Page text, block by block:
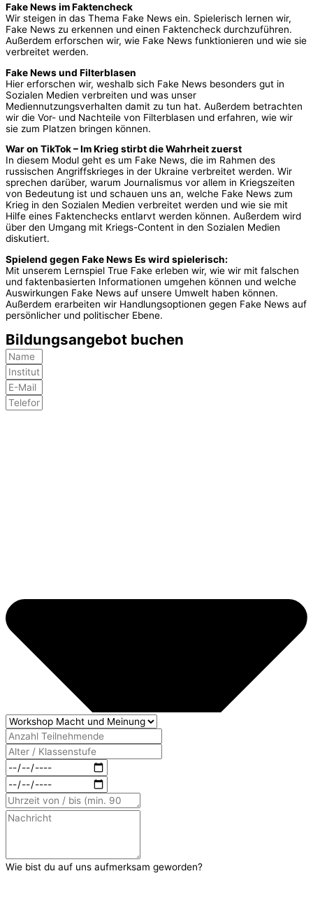
Fake News im Faktencheck
Wir steigen in das Thema Fake News ein. Spielerisch lernen wir,
Fake News zu erkennen und einen Faktencheck durchzuführen.
Außerdem erforschen wir, wie Fake News funktionieren und wie sie
verbreitet werden.
Fake News und Filterblasen
Hier erforschen wir, weshalb sich Fake News besonders gut in
Sozialen Medien verbreiten und was unser
Mediennutzungsverhalten damit zu tun hat. Außerdem betrachten
wir die Vor- und Nachteile von Filterblasen und erfahren, wie wir
sie zum Platzen bringen können.
War on TikTok – Im Krieg stirbt die Wahrheit zuerst
In diesem Modul geht es um Fake News, die im Rahmen des
russischen Angriffskrieges in der Ukraine verbreitet werden. Wir
sprechen darüber, warum Journalismus vor allem in Kriegszeiten
von Bedeutung ist und schauen uns an, welche Fake News zum
Krieg in den Sozialen Medien verbreitet werden und wie sie mit
Hilfe eines Faktenchecks entlarvt werden können. Außerdem wird
über den Umgang mit Kriegs-Content in den Sozialen Medien
diskutiert.
Spielend gegen Fake News Es wird spielerisch:
Mit unserem Lernspiel True Fake erleben wir, wie wir mit falschen
und faktenbasierten Informationen umgehen können und welche
Auswirkungen Fake News auf unsere Umwelt haben können.
Außerdem erarbeiten wir Handlungsoptionen gegen Fake News auf
persönlicher und politischer Ebene.
Bildungsangebot buchen
Wie bist du auf uns aufmerksam geworden?